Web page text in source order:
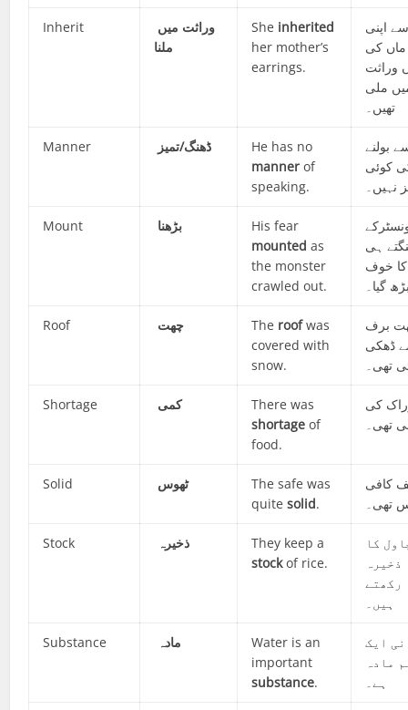
Inherit وراثت میں
ملنا
She inherited
her mother’s
earrings.
اپنی
ماں کی
وراثت
ملی
تھیں۔
Manner ڈھنگ/تمیز
He has no
manner of
speaking.
بولنے
کوئی
نہیں۔
Mount بڑھنا
His fear
mounted as
the monster
crawled out.
ہی
خوف
گیا۔
Roof چھت The roofwas
covered with
snow.
برف
ڈھکی
تھی۔
Shortage کمی
There was
shortage of
food.
کی
تھی۔
Solid ٹھوس
The safe was
quitesolid.
کافی
تھی۔
Stock ذخیرہ
They keep a
stockof rice.
کا
ذخیرہ
رکھتے
ہیں۔
Substance مادہ
Water is an
important
substance.
ایک
مادہ
ہے۔